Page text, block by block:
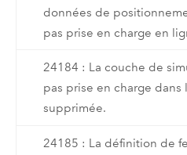
données de
pas prise en charge en
24184 : La couche de
pas prise en charge dans
supprimée.
24185 : La définition de